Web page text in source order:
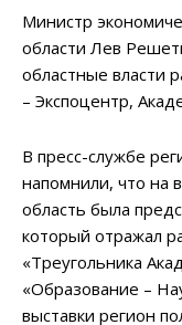
Министр
области Лев
областные власти
– Экспоцентр,
В пресс-службе
напомнили, что на
область была
который отражал
«Треугольника
«Образование –
выставки регион